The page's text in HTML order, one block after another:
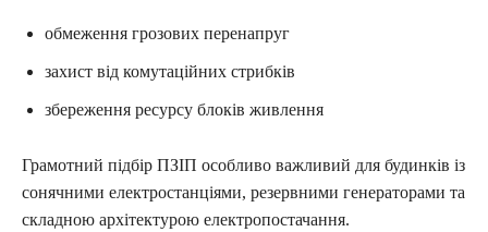
обмеження грозових перенапруг
захист від комутаційних стрибків
збереження ресурсу блоків живлення
Грамотний підбір ПЗІП особливо важливий для будинків із
сонячними електростанціями, резервними генераторами та
складною архітектурою електропостачання.